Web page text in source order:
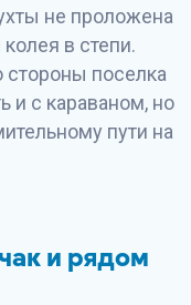
не проложена
в степи.
стороны поселка
и с караваном, но
пути на
и рядом